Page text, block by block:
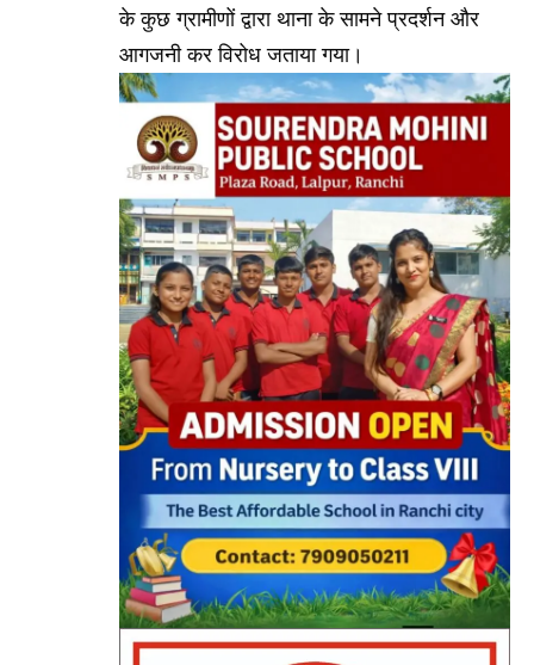
के कुछ ग्रामीणों द्वारा थाना के सामने प्रदर्शन और
आगजनी कर विरोध जताया गया।